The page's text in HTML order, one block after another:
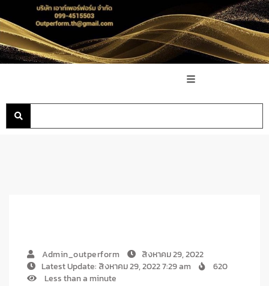
Admin_outperform
สิงหาคม 29, 2022
Latest Update: สิงหาคม 29, 2022 7:29 am
620
Less than a minute